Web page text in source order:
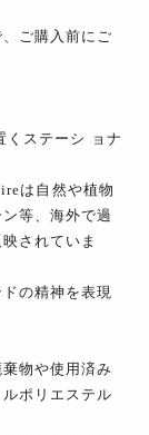
ご購入前にご
くステーシ ョナ
は自然や植物
等、海外で過
されていま
の精神を表現
物や使用済み
ポリエステル